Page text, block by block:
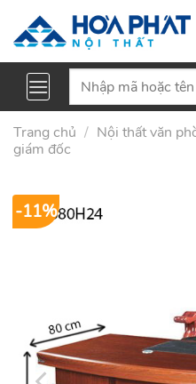
Tìm
Trang chủ / Nội thất văn
giám đốc
-11%